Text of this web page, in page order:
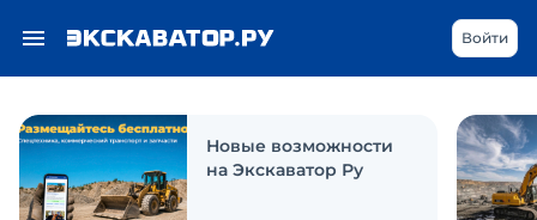
Войти
Новые возможности
на Экскаватор Ру